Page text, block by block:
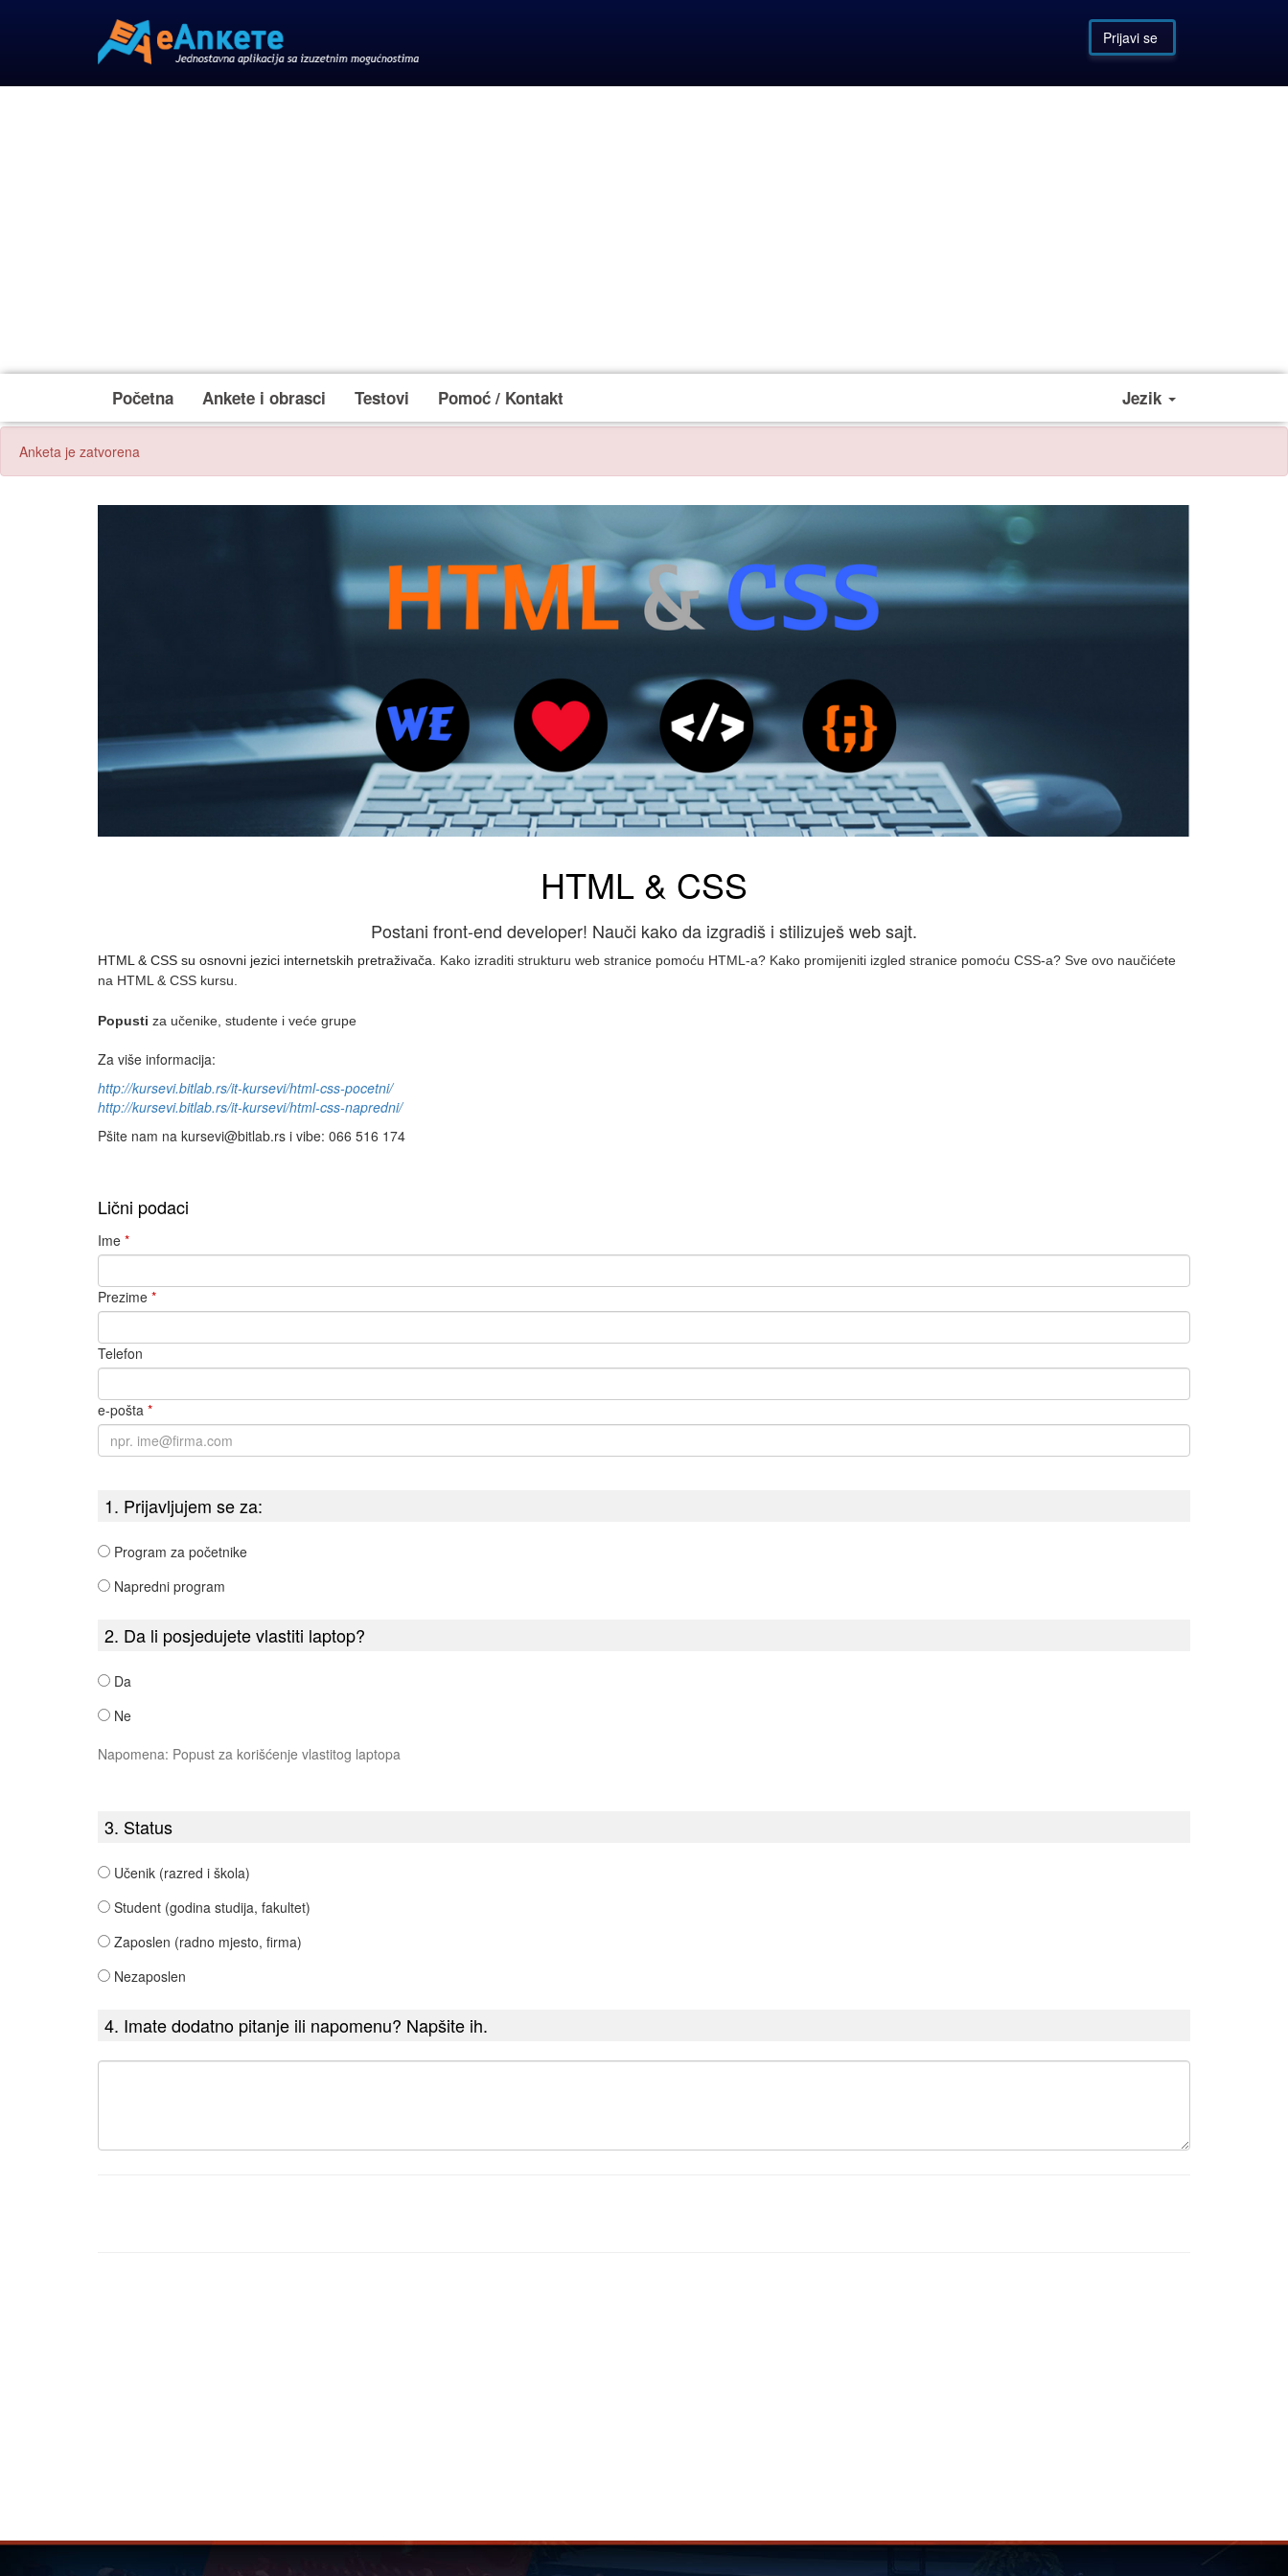
Prijavi se
Početna Ankete i obrasci Testovi Pomoć / Kontakt Jezik
Anketa je zatvorena
HTML & CSS
Postani front-end developer! Nauči kako da izgradiš i stilizuješ web sajt.
HTML & CSS su osnovni jezici internetskih pretraživača. Kako izraditi strukturu web stranice pomoću HTML-a? Kako promijeniti izgled stranice pomoću CSS-a? Sve ovo naučićete
na HTML & CSS kursu.
Popusti za učenike, studente i veće grupe
Za više informacija:
http://kursevi.bitlab.rs/it-kursevi/html-css-pocetni/
http://kursevi.bitlab.rs/it-kursevi/html-css-napredni/
Pšite nam na kursevi@bitlab.rs i vibe: 066 516 174
Lični podaci
Ime *
Prezime *
Telefon
e-pošta *
1. Prijavljujem se za:
Program za početnike
Napredni program
2. Da li posjedujete vlastiti laptop?
Da
Ne
Napomena: Popust za korišćenje vlastitog laptopa
3. Status
Učenik (razred i škola)
Student (godina studija, fakultet)
Zaposlen (radno mjesto, firma)
Nezaposlen
4. Imate dodatno pitanje ili napomenu? Napšite ih.